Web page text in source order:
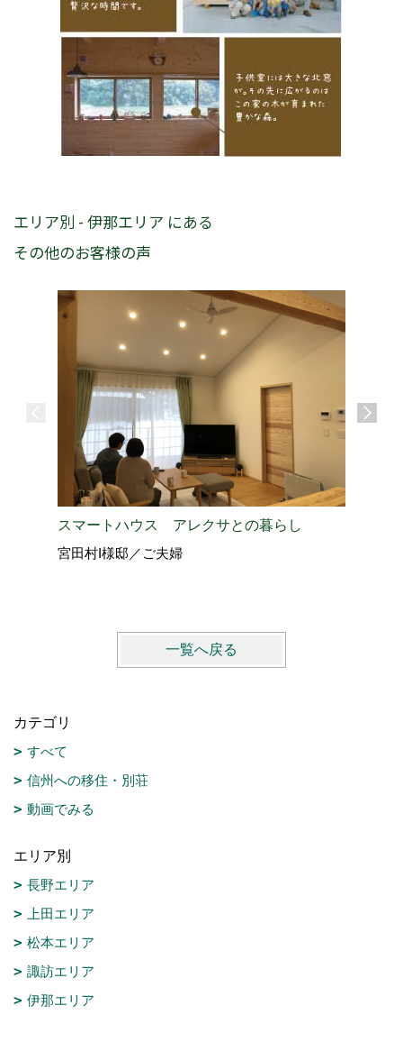
エリア別 - 伊那エリア にある
その他のお客様の声
スマートハウス アレクサとの暮らし
宮田村I様邸／ご夫婦
一覧へ戻る
カテゴリ
すべて
信州への移住・別荘
動画でみる
エリア別
長野エリア
上田エリア
松本エリア
諏訪エリア
伊那エリア